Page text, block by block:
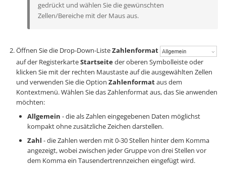
gedrückt und wählen Sie die gewünschten
Zellen/Bereiche mit der Maus aus.
Öffnen Sie die Drop-Down-ListeZahlenformat
auf der RegisterkarteStartseiteder oberen Symbolleiste oder
klicken Sie mit der rechten Maustaste auf die ausgewählten Zellen
und verwenden Sie die Option Zahlenformataus dem
Kontextmenü. Wählen Sie das Zahlenformat aus, das Sie anwenden
möchten:
Allgemein - die als Zahlen eingegebenen Daten möglichst
kompakt ohne zusätzliche Zeichen darstellen.
Zahl - die Zahlen werden mit 0-30 Stellen hinter dem Komma
angezeigt, wobei zwischen jeder Gruppe von drei Stellen vor
dem Komma ein Tausendertrennzeichen eingefügt wird.